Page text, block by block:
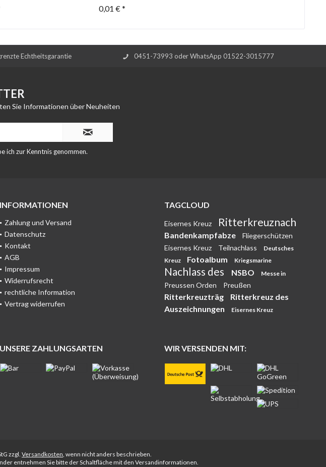
0,01 € *
Echtheitsgarantie 0451-73993 oder WhatsApp 01522-3015777
Sie Informationen über Neuheiten
ich zur Kenntnis genommen.
INFORMATIONEN
Zahlung und Versand
Datenschutz
Kontakt
AGB
Impressum
Widerrufsrecht
rechtliche Information
Vertrag widerrufen
TAGCLOUD
Eisernes Kreuz Ritterkreuznach
Bandenkampfabze
Fliegerschützen
Eisernes Kreuz
Teilnachlass
Deutsches
Kreuz
Fotoalbum Kriegsmarine
Nachlass des NSBO Messe in
Preussen Orden Preußen
Ritterkreuzträg
Ritterkreuz des
Auszeichnungen
Eisernes Kreuz
UNSERE ZAHLUNGSARTEN WIR VERSENDEN MIT:
zzgl. Versandkosten, wenn nicht anders beschrieben.
entnehmen Sie bitte der Schaltfläche mit den Versandinformationen.